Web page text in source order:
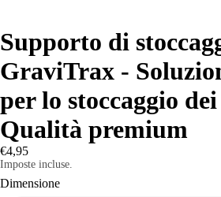
Supporto di
GraviTrax -
per lo stoccaggio
Qualità premium
€4,95
Imposte incluse.
Dimensione